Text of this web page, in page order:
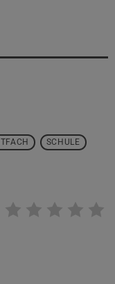
SCHULE